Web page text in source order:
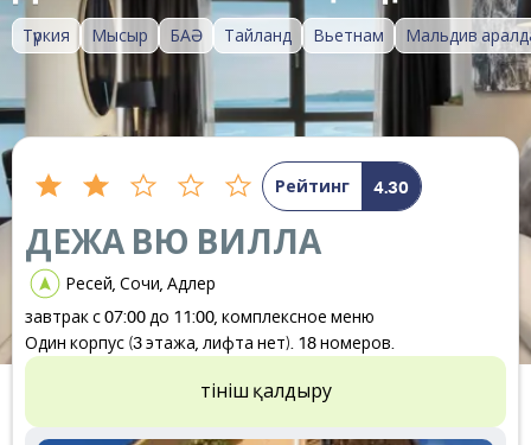
Түркия Мысыр БАӘ Тайланд Вьетнам Мальдив
Рейтинг 4.30
ДЕЖА ВЮ ВИЛЛА
Ресей, Сочи, Адлер
завтрак с 07:00 до 11:00, комплексное меню
Один корпус (3 этажа, лифта нет). 18 номеров.
Өтініш қалдыру